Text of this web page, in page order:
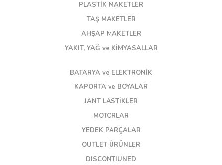
PLASTİK MAKETLER
TAŞ MAKETLER
AHŞAP MAKETLER
YAKIT, YAĞ ve KİMYASALLAR
BATARYA ve ELEKTRONİK
KAPORTA ve BOYALAR
JANT LASTİKLER
MOTORLAR
YEDEK PARÇALAR
OUTLET ÜRÜNLER
DISCONTIUNED